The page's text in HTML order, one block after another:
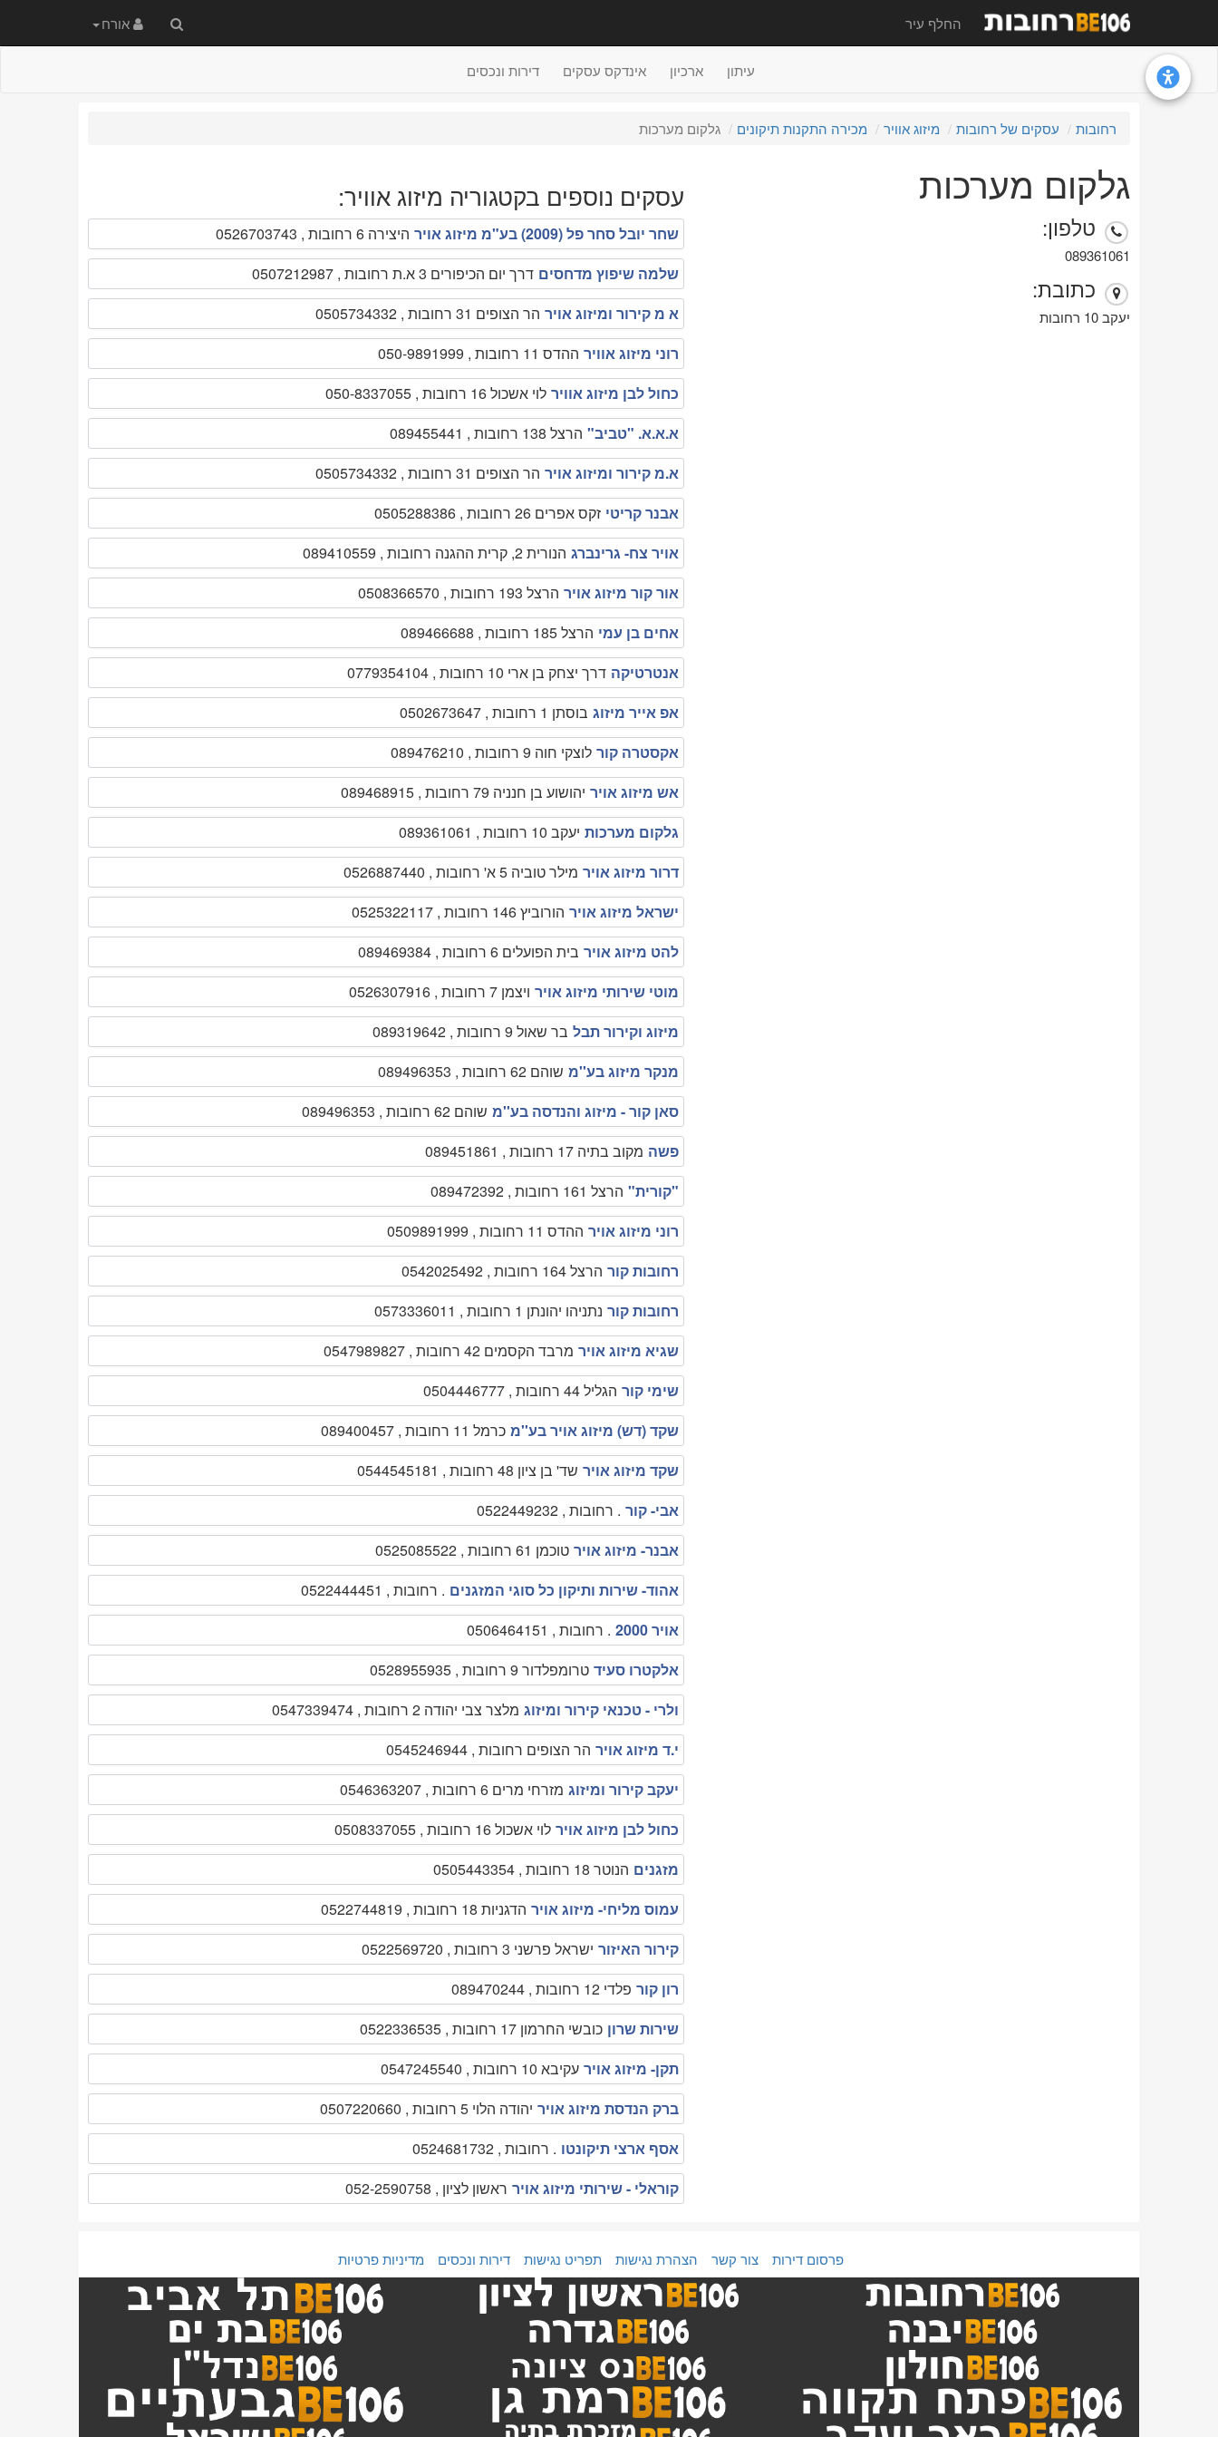
החלף עיר
חיפוש
באתר
אורח
עיתון ארכיון אינדקס עסקים דירות ונכסים
רחובות עסקים של רחובות מיזוג אוויר מכירה התקנות תיקונים גלקום מערכות
גלקום מערכות
טלפון:
089361061
כתובת:
יעקב 10 רחובות
עסקים נוספים בקטגוריה מיזוג אוויר:
שחר יובל סחר פל (2009) בע"מ מיזוג אויר
היצירה 6 רחובות , 0526703743
שלמה שיפוץ מדחסים דרך יום הכיפורים 3 א.ת רחובות , 0507212987
א מ קירור ומיזוג אויר הר הצופים 31 רחובות , 0505734332
רוני מיזוג אוויר ההדס 11 רחובות , 050-9891999
כחול לבן מיזוג אוויר לוי אשכול 16 רחובות , 050-8337055
א.א.א. "טביב" הרצל 138 רחובות , 089455441
א.מ קירור ומיזוג אויר הר הצופים 31 רחובות , 0505734332
אבנר קריטי זקס אפרים 26 רחובות , 0505288386
אויר צח- גרינברג הנורית 2, קרית ההגנה רחובות , 089410559
אור קור מיזוג אויר הרצל 193 רחובות , 0508366570
אחים בן עמי הרצל 185 רחובות , 089466688
אנטרטיקה דרך יצחק בן ארי 10 רחובות , 0779354104
אפ אייר מיזוג בוסתן 1 רחובות , 0502673647
אקסטרה קור לוצקי חוה 9 רחובות , 089476210
אש מיזוג אויר יהושוע בן חנניה 79 רחובות , 089468915
גלקום מערכות יעקב 10 רחובות , 089361061
דרור מיזוג אויר מילר טוביה 5 א' רחובות , 0526887440
ישראל מיזוג אויר הורוביץ 146 רחובות , 0525322117
להט מיזוג אויר בית הפועלים 6 רחובות , 089469384
מוטי שירותי מיזוג אויר ויצמן 7 רחובות , 0526307916
מיזוג וקירור תבל בר שאול 9 רחובות , 089319642
מנקר מיזוג בע''מ שוהם 62 רחובות , 089496353
סאן קור - מיזוג והנדסה בע''מ שוהם 62 רחובות , 089496353
פשה מקוב בתיה 17 רחובות , 089451861
"קורית" הרצל 161 רחובות , 089472392
רוני מיזוג אויר ההדס 11 רחובות , 0509891999
רחובות קור הרצל 164 רחובות , 0542025492
רחובות קור נתניהו יהונתן 1 רחובות , 0573336011
שגיא מיזוג אויר מרבד הקסמים 42 רחובות , 0547989827
שימי קור הגליל 44 רחובות , 0504446777
שקד (דש) מיזוג אויר בע''מ כרמל 11 רחובות , 089400457
שקד מיזוג אויר שד' בן ציון 48 רחובות , 0544545181
אבי- קור . רחובות , 0522449232
אבנר- מיזוג אויר טוכמן 61 רחובות , 0525085522
אהוד- שירות ותיקון כל סוגי המזגנים . רחובות , 0522444451
אויר 2000
. רחובות , 0506464151
אלקטרו סעיד טרומפלדור 9 רחובות , 0528955935
ולרי - טכנאי קירור ומיזוג מלצר צבי יהודה 2 רחובות , 0547339474
י.ד מיזוג אויר הר הצופים רחובות , 0545246944
יעקב קירור ומיזוג מזרחי מרים 6 רחובות , 0546363207
כחול לבן מיזוג אויר לוי אשכול 16 רחובות , 0508337055
מזגנים הנוטר 18 רחובות , 0505443354
עמוס מליחי- מיזוג אויר הדגניות 18 רחובות , 0522744819
קירור האיזור ישראל פרשני 3 רחובות , 0522569720
רון קור פלדי 12 רחובות , 089470244
שירות שרון כובשי החרמון 17 רחובות , 0522336535
תקן- מיזוג אויר עקיבא 10 רחובות , 0547245540
ברק הנדסת מיזוג אויר יהודה הלוי 5 רחובות , 0507220660
אסף ארצי תיקונטו . רחובות , 0524681732
קוראלי - שירותי מיזוג אויר ראשון לציון , 052-2590758
פרסום דירות צור קשר הצהרת נגישות תפריט נגישות דירות ונכסים מדיניות פרטיות